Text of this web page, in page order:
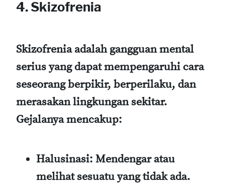
4. Skizofrenia
Skizofrenia adalah gangguan mental
serius yang dapat mempengaruhi cara
seseorang berpikir, berperilaku, dan
merasakan lingkungan sekitar.
Gejalanya mencakup:
Halusinasi: Mendengar atau
melihat sesuatu yang tidak ada.